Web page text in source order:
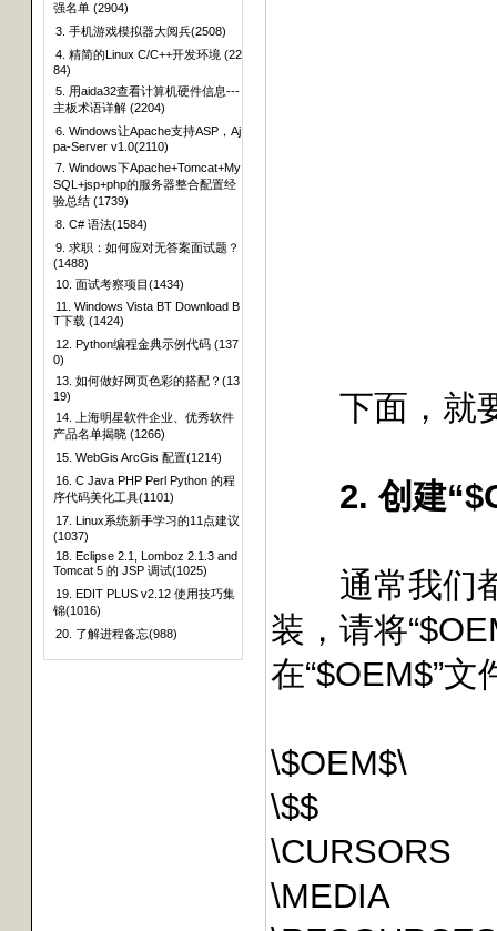
强名单 (2904)
3. 手机游戏模拟器大阅兵(2508)
4. 精简的Linux C/C++开发环境 (22
84)
5. 用aida32查看计算机硬件信息---
主板术语详解 (2204)
6. Windows让Apache支持ASP，Aj
pa-Server v1.0(2110)
7. Windows下Apache+Tomcat+My
SQL+jsp+php的服务器整合配置经
验总结 (1739)
8. C# 语法(1584)
9. 求职：如何应对无答案面试题？
(1488)
10. 面试考察项目(1434)
11. Windows Vista BT Download B
T下载 (1424)
12. Python编程金典示例代码 (137
0)
13. 如何做好网页色彩的搭配？(13
19)
14. 上海明星软件企业、优秀软件
产品名单揭晓 (1266)
15. WebGis ArcGis 配置(1214)
16. C Java PHP Perl Python 的程
序代码美化工具(1101)
17. Linux系统新手学习的11点建议
(1037)
18. Eclipse 2.1, Lomboz 2.1.3 and
Tomcat 5 的 JSP 调试(1025)
19. EDIT PLUS v2.12 使用技巧集
锦(1016)
20. 了解进程备忘(988)
下面，就要
2. 创建
通常我们都
装，请将
在“$OEM$”
\$OEM$\
\$$
\CURSORS
\MEDIA